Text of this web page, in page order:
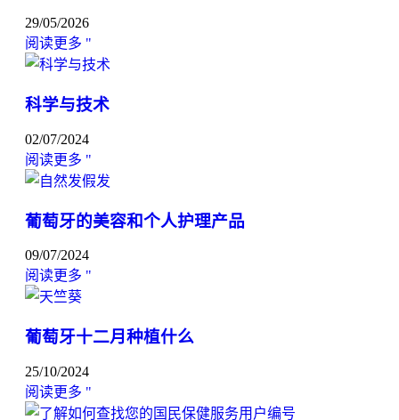
29/05/2026
阅读更多 "
科学与技术
02/07/2024
阅读更多 "
葡萄牙的美容和个人护理产品
09/07/2024
阅读更多 "
葡萄牙十二月种植什么
25/10/2024
阅读更多 "